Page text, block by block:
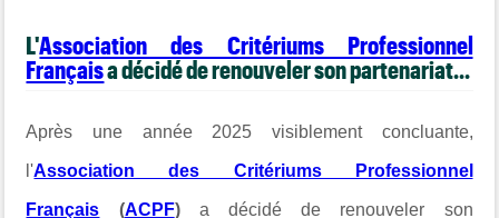
L'Association des Critériums Professionnel
Françaisa décidé de renouveler son partenariat...
Après une année 2025 visiblement concluante,
l'Association des Critériums Professionnel
Français (ACPF)a décidé de renouveler son